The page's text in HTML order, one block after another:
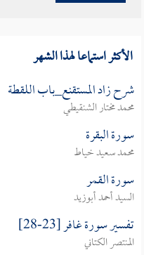
الأكثر استماعا لهذا الشهر
شرح زاد المستقنع_باب اللقطة
محمد مختار الشنقيطي
سورة البقرة
محمد سعيد خياط
سورة القمر
السيد أحمد أبوزيد
تفسير سورة غافر [23-28]
المنتصر الكتاني